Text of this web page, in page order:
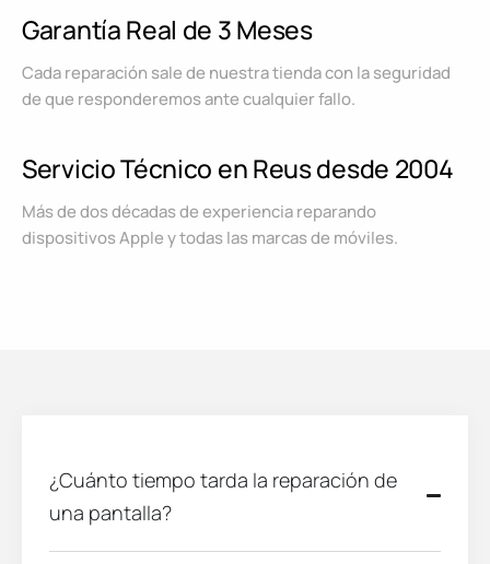
Garantía Real de 3 Meses
Cada reparación sale de nuestra tienda con la seguridad
de que responderemos ante cualquier fallo.
Servicio Técnico en Reus desde 2004
Más de dos décadas de experiencia reparando
dispositivos Apple y todas las marcas de móviles.
¿Cuánto tiempo tarda la reparación de
una pantalla?